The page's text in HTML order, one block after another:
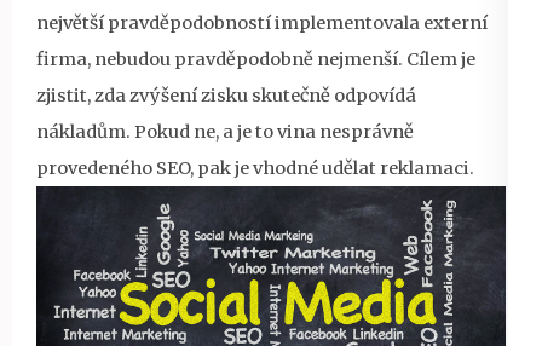
největší pravděpodobností implementovala externí
firma, nebudou pravděpodobně nejmenší. Cílem je
zjistit, zda zvýšení zisku skutečně odpovídá
nákladům. Pokud ne, a je to vina nesprávně
provedeného SEO, pak je vhodné udělat reklamaci.